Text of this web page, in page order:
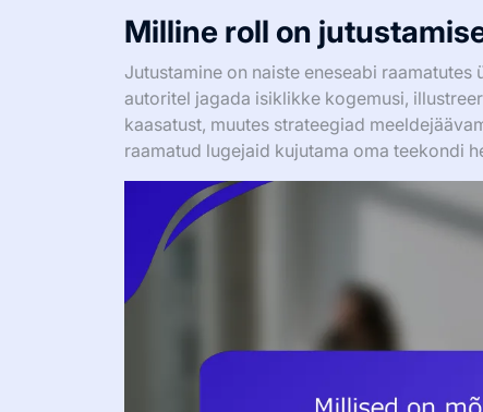
Milline roll on
Jutustamine on naiste eneseabi
autoritel jagada isiklikke kogemusi,
kaasatust, muutes strateegiad
raamatud lugejaid kujutama oma teekondi